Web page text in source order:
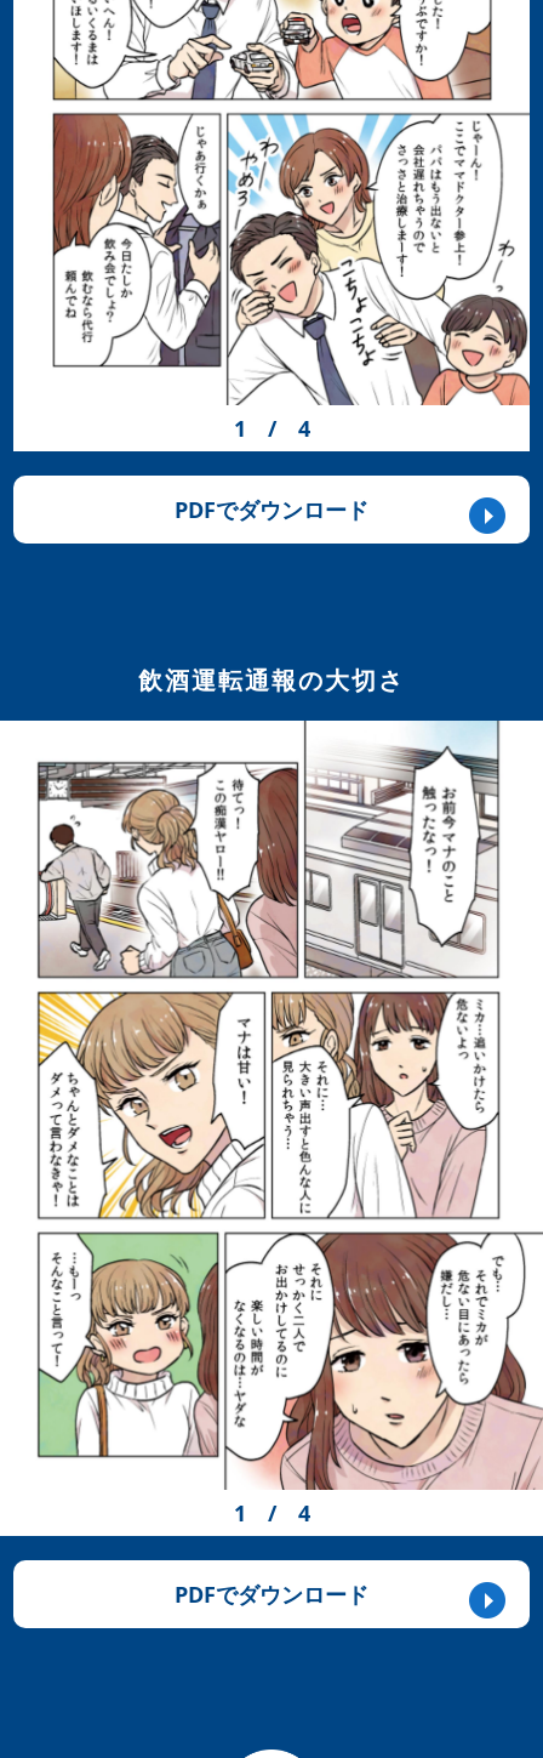
1 / 4
PDFでダウンロード
飲酒運転通報の大切さ
1 / 4
PDFでダウンロード